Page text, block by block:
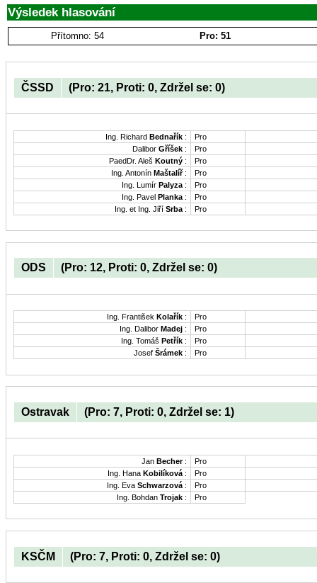
Výsledek hlasování
Přítomno: 54 Pro: 51
ČSSD (Pro: 21, Proti: 0, Zdržel se: 0)
Ing. Richard Bednařík :
Pro
Dalibor Gříšek :
Pro
PaedDr. Aleš Koutný :
Pro
Ing. Antonín Maštalíř:
Pro
Ing. Lumír Palyza :
Pro
Ing. Pavel Planka :
Pro
Ing. et Ing. Jiří Srba : Pro
ODS (Pro: 12, Proti: 0, Zdržel se: 0)
Ing. František Kolařík :
Pro
Ing. Dalibor Madej :
Pro
Ing. Tomáš Petřík :
Pro
Josef Šrámek : Pro
Ostravak (Pro: 7, Proti: 0, Zdržel se: 1)
Jan Becher:
Pro
Ing. Hana Kobilíková :
Pro
Ing. Eva Schwarzová :
Pro
Ing. Bohdan Trojak : Pro
KSČM (Pro: 7, Proti: 0, Zdržel se: 0)